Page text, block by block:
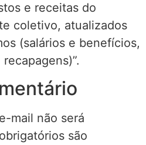
e receitas do
coletivo, atualizados
(salários e benefícios,
mail não será
são